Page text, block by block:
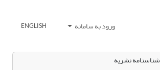
ورود به سامانه ENGLISH
شناسنامه نشریه